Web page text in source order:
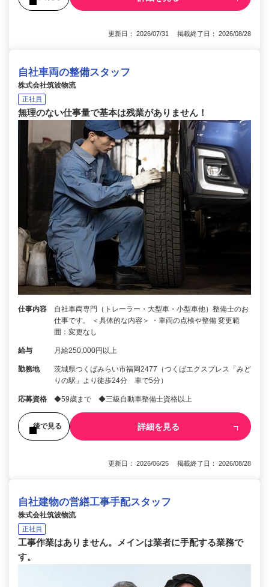
更新日： 2026/07/31 掲載終了日： 2026/08/28
自社車両の整備スタッフ
株式会社筑波物流
正社員
無理のない仕事量で基本は残業がありません！
仕事内容
自社車両専門（トレーラー・大型車・小型車他）整備士のお
仕事です。 ＜具体的な内容＞ ・車両の点検や整備 変更範
囲：変更なし
給与 月給250,000円以上
勤務地
茨城県つくばみらい市福岡2477（つくばエクスプレス「みど
りの駅」より徒歩24分 車で5分）
応募資格 ◆59歳まで ◆三級自動車整備士資格以上
後で見る 詳細を見る
更新日： 2026/06/25 掲載終了日： 2026/08/28
自社建物の営繕工事手配スタッフ
株式会社筑波物流
正社員
工事作業はありません。メインは業者に手配する業務で
す。